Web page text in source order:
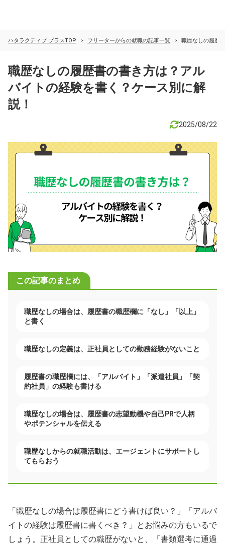
ハタラクティブ プラスTOP フリーターからの就職の記事一覧 職歴なしの履歴
職歴なしの履歴書の書き方は？アル
バイトの経験を書く？ケース別に解
説！
2025/08/22
この記事のまとめ
職歴なしの場合は、履歴書の職歴欄に「なし」「以上」
と書く
職歴なしの定義は、正社員としての勤務経験がないこと
履歴書の職歴欄には、「アルバイト」「派遣社員」「契
約社員」の経験も書ける
職歴なしの場合は、履歴書の志望動機や自己PRで人柄
やポテンシャルを伝える
職歴なしからの就職活動は、エージェントにサポートし
てもらおう
「職歴なしの場合は履歴書にどう書けば良い？」「アルバ
イトの経験は履歴書に書くべき？」とお悩みの方もいるで
しょう。正社員としての職歴がないと、「書類選考に通過